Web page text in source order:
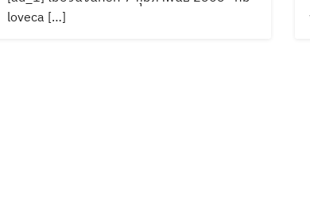
loveca […]